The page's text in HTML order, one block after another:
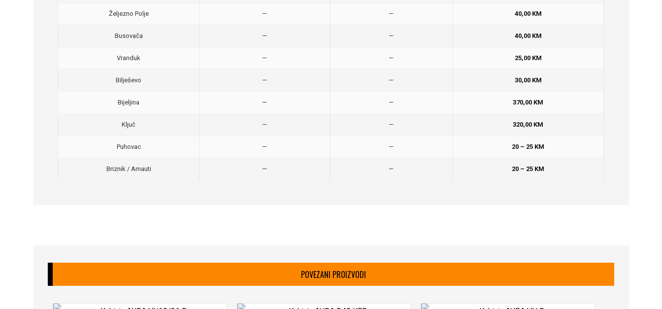
Željezno Polje — — 40,00 KM
Busovača — — 40,00 KM
Vranduk — — 25,00 KM
Bilješevo — — 30,00 KM
Bijeljina — — 370,00 KM
Ključ — — 320,00 KM
Puhovac — — 20 – 25 KM
Briznik / Arnauti — — 20 – 25 KM
POVEZANI PROIZVODI